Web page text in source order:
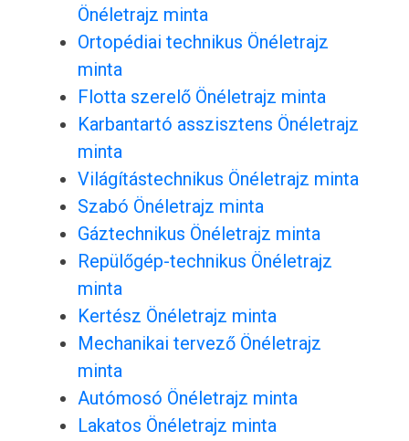
Önéletrajz minta
Ortopédiai technikus Önéletrajz
minta
Flotta szerelő Önéletrajz minta
Karbantartó asszisztens Önéletrajz
minta
Világítástechnikus Önéletrajz minta
Szabó Önéletrajz minta
Gáztechnikus Önéletrajz minta
Repülőgép-technikus Önéletrajz
minta
Kertész Önéletrajz minta
Mechanikai tervező Önéletrajz
minta
Autómosó Önéletrajz minta
Lakatos Önéletrajz minta